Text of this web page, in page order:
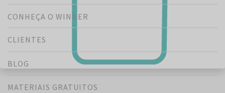
CONHEÇA O WINNER
CLIENTES
BLOG
MATERIAIS GRATUITOS